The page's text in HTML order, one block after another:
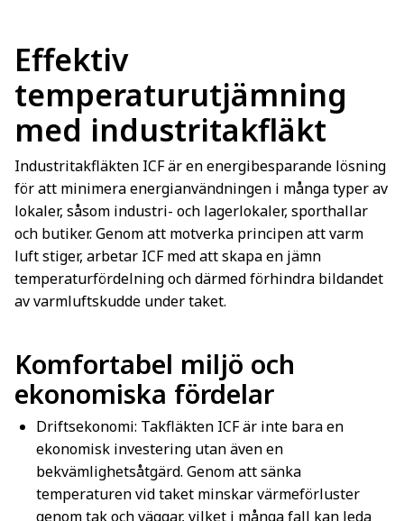
Effektiv
temperaturutjämning
med industritakfläkt
Industritakfläkten ICF är en energibesparande lösning
för att minimera energianvändningen i många typer av
lokaler, såsom industri- och lagerlokaler, sporthallar
och butiker. Genom att motverka principen att varm
luft stiger, arbetar ICF med att skapa en jämn
temperaturfördelning och därmed förhindra bildandet
av varmluftskudde under taket.
Komfortabel miljö och
ekonomiska fördelar
Driftsekonomi: Takfläkten ICF är inte bara en
ekonomisk investering utan även en
bekvämlighetsåtgärd. Genom att sänka
temperaturen vid taket minskar värmeförluster
genom tak och väggar, vilket i många fall kan leda